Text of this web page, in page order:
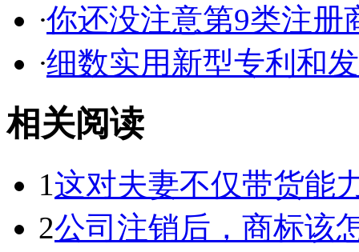
·你还没注意第9类注册
·细数实用新型专利和
相关阅读
1这对夫妻不仅带货能
2公司注销后，商标该